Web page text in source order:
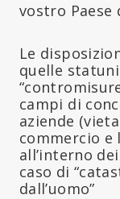
vostro Paese
Le
quelle
campi di
aziende
commercio e
all’interno
caso di
dall’uomo”